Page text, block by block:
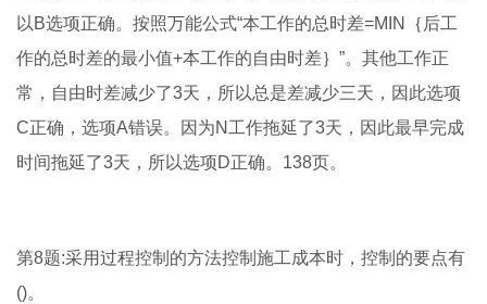
以B选项正确。按照万能公式“本工作的总时差=MIN｛后工
作的总时差的最小值+本工作的自由时差｝”。其他工作正
常，自由时差减少了3天，所以总是差减少三天，因此选项
C正确，选项A错误。因为N工作拖延了3天，因此最早完成
时间拖延了3天，所以选项D正确。138页。
第8题:采用过程控制的方法控制施工成本时，控制的要点有
()。